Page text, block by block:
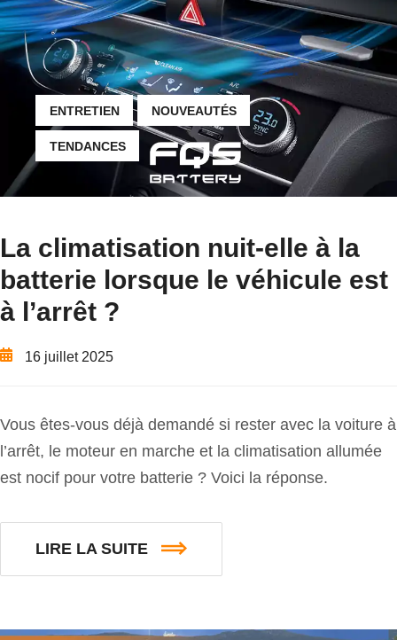
ENTRETIEN NOUVEAUTÉS
TENDANCES
La climatisation nuit-elle à la
batterie lorsque le véhicule est
à l’arrêt ?
16 juillet 2025
Vous êtes-vous déjà demandé si rester avec la voiture à
l’arrêt, le moteur en marche et la climatisation allumée
est nocif pour votre batterie ? Voici la réponse.
LIRE LA SUITE